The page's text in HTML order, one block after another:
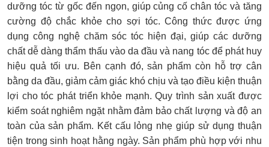
dưỡng tóc từ gốc đến ngọn, giúp củng cố chân tóc và tăng
cường độ chắc khỏe cho sợi tóc. Công thức được ứng
dụng công nghệ chăm sóc tóc hiện đại, giúp các dưỡng
chất dễ dàng thẩm thấu vào da đầu và nang tóc để phát huy
hiệu quả tối ưu. Bên cạnh đó, sản phẩm còn hỗ trợ cân
bằng da đầu, giảm cảm giác khó chịu và tạo điều kiện thuận
lợi cho tóc phát triển khỏe mạnh. Quy trình sản xuất được
kiểm soát nghiêm ngặt nhằm đảm bảo chất lượng và độ an
toàn của sản phẩm. Kết cấu lỏng nhẹ giúp sử dụng thuận
tiện trong sinh hoạt hằng ngày. Sản phẩm phù hợp với nhu